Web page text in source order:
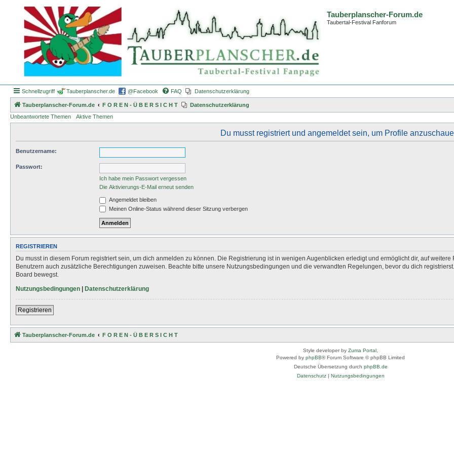
Tauberplanscher-Forum.de
Taubertal-Festival Fanforum
Schnellzugriff Tauberplanscher.de @Facebook FAQ Datenschutzerklärung
Tauberplanscher-Forum.de F O R E N - Ü B E R S I C H T
Datenschutzerklärung
Unbeantwortete Themen
Aktive Themen
Du musst registriert und angemeldet sein, um Profile
Benutzername:
Passwort:
Ich habe mein Passwort vergessen
Die Aktivierungs-E-Mail erneut senden
Angemeldet bleiben
Meinen Online-Status während dieser Sitzung verbergen
REGISTRIEREN
Du musst in diesem Forum registriert sein, um dich anmelden zu können. Die Registrierung ist in wenigen Augenblicken erledigt und ermöglicht dir, auf
Benutzern auch zusätzliche Berechtigungen zuweisen. Beachte bitte unsere Nutzungsbedingungen und die verwandten Regelungen, bevor du dich
Board bewegst.
Nutzungsbedingungen | Datenschutzerklärung
Registrieren
Tauberplanscher-Forum.de F O R E N - Ü B E R S I C H T
Style developer by Zuma Portal
Powered by phpBB® Forum Software © phpBB Limited
Deutsche Übersetzung durch phpBB.de
Datenschutz| Nutzungsbedingungen